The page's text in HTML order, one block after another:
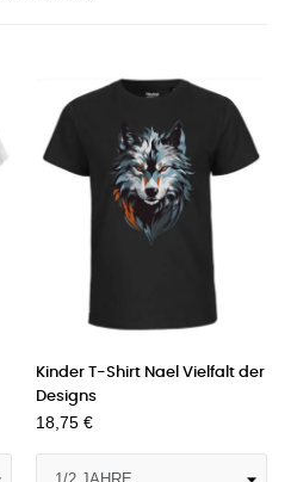
Kinder T-Shirt Nael Vielfalt der
Designs
18,75 €